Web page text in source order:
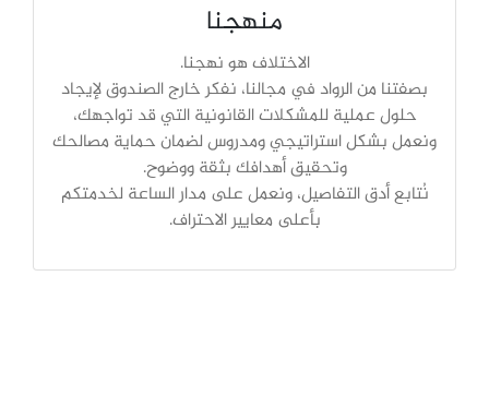
منهجنا
الاختلاف هو نهجنا.
بصفتنا من الرواد في مجالنا، نفكر خارج الصندوق لإيجاد
حلول عملية للمشكلات القانونية التي قد تواجهك،
ونعمل بشكل استراتيجي ومدروس لضمان حماية مصالحك
وتحقيق أهدافك بثقة ووضوح.
نُتابع أدق التفاصيل، ونعمل على مدار الساعة لخدمتكم
بأعلى معايير الاحتراف.